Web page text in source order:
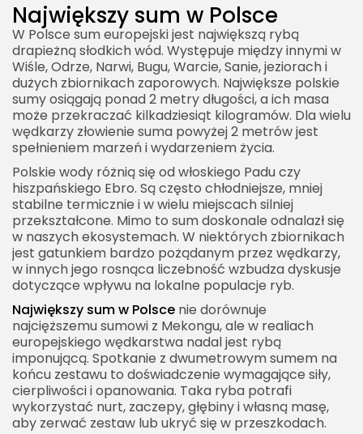
Największy sum w Polsce
W Polsce sum europejski jest największą rybą
drapieżną słodkich wód. Występuje między innymi w
Wiśle, Odrze, Narwi, Bugu, Warcie, Sanie, jeziorach i
dużych zbiornikach zaporowych. Największe polskie
sumy osiągają ponad 2 metry długości, a ich masa
może przekraczać kilkadziesiąt kilogramów. Dla wielu
wędkarzy złowienie suma powyżej 2 metrów jest
spełnieniem marzeń i wydarzeniem życia.
Polskie wody różnią się od włoskiego Padu czy
hiszpańskiego Ebro. Są często chłodniejsze, mniej
stabilne termicznie i w wielu miejscach silniej
przekształcone. Mimo to sum doskonale odnalazł się
w naszych ekosystemach. W niektórych zbiornikach
jest gatunkiem bardzo pożądanym przez wędkarzy,
w innych jego rosnąca liczebność wzbudza dyskusje
dotyczące wpływu na lokalne populacje ryb.
Największy sum w Polsce nie dorównuje
najcięższemu sumowi z Mekongu, ale w realiach
europejskiego wędkarstwa nadal jest rybą
imponującą. Spotkanie z dwumetrowym sumem na
końcu zestawu to doświadczenie wymagające siły,
cierpliwości i opanowania. Taka ryba potrafi
wykorzystać nurt, zaczepy, głębiny i własną masę,
aby zerwać zestaw lub ukryć się w przeszkodach.